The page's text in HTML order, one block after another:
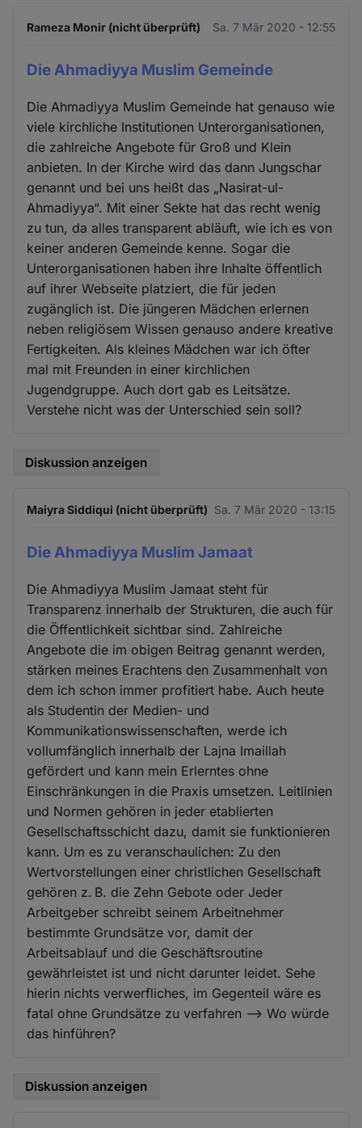
Rameza Monir (nicht überprüft) Sa. 7 Mär 2020 - 12:55
Die Ahmadiyya Muslim Gemeinde
Die Ahmadiyya Muslim Gemeinde hat genauso wie
viele kirchliche Institutionen Unterorganisationen,
die zahlreiche Angebote für Groß und Klein
anbieten. In der Kirche wird das dann Jungschar
genannt und bei uns heißt das „Nasirat-ul-
Ahmadiyya“. Mit einer Sekte hat das recht wenig
zu tun, da alles transparent abläuft, wie ich es von
keiner anderen Gemeinde kenne. Sogar die
Unterorganisationen haben ihre Inhalte öffentlich
auf ihrer Webseite platziert, die für jeden
zugänglich ist. Die jüngeren Mädchen erlernen
neben religiösem Wissen genauso andere kreative
Fertigkeiten. Als kleines Mädchen war ich öfter
mal mit Freunden in einer kirchlichen
Jugendgruppe. Auch dort gab es Leitsätze.
Verstehe nicht was der Unterschied sein soll?
Diskussion anzeigen
Maiyra Siddiqui (nicht überprüft) Sa. 7 Mär 2020 - 13:15
Die Ahmadiyya Muslim Jamaat
Die Ahmadiyya Muslim Jamaat steht für
Transparenz innerhalb der Strukturen, die auch für
die Öffentlichkeit sichtbar sind. Zahlreiche
Angebote die im obigen Beitrag genannt werden,
stärken meines Erachtens den Zusammenhalt von
dem ich schon immer profitiert habe. Auch heute
als Studentin der Medien- und
Kommunikationswissenschaften, werde ich
vollumfänglich innerhalb der Lajna Imaillah
gefördert und kann mein Erlerntes ohne
Einschränkungen in die Praxis umsetzen. Leitlinien
und Normen gehören in jeder etablierten
Gesellschaftsschicht dazu, damit sie funktionieren
kann. Um es zu veranschaulichen: Zu den
Wertvorstellungen einer christlichen Gesellschaft
gehören z. B. die Zehn Gebote oder Jeder
Arbeitgeber schreibt seinem Arbeitnehmer
bestimmte Grundsätze vor, damit der
Arbeitsablauf und die Geschäftsroutine
gewährleistet ist und nicht darunter leidet. Sehe
hierin nichts verwerfliches, im Gegenteil wäre es
fatal ohne Grundsätze zu verfahren —> Wo würde
das hinführen?
Diskussion anzeigen